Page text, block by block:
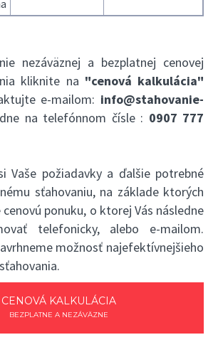
nezáväznej a bezplatnej cenovej
kliknite na "cenová kalkulácia"
e-mailom: info@stahovanie-
na telefónnom čísle : 0907 777
Vaše požiadavky a ďalšie potrebné
sťahovaniu, na základe ktorých
ponuku, o ktorej Vás následne
telefonicky, alebo e-mailom.
možnosť najefektívnejšieho
CENOVÁ KALKULÁCIA
BEZPLATNE A NEZÁVÄZNE